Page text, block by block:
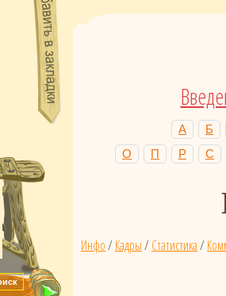
А
Б
О
П Р С
Инфо/ Кадры/ Статистика/